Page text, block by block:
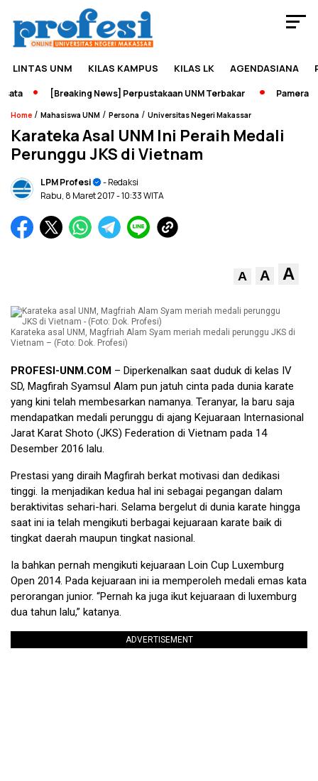
LINTAS UNM KILAS KAMPUS KILAS LK AGENDASIANA
[Breaking News] Perpustakaan UNM Terbakar Pameran
Home / Mahasiswa UNM / Persona / Universitas Negeri Makassar
Karateka Asal UNM Ini Peraih Medali
Perunggu JKS di Vietnam
LPM Profesi
- Redaksi
Rabu, 8 Maret 2017- 10:33 WITA
A A A
Karateka asal UNM, Magfriah Alam Syam meriah medali perunggu JKS di
Vietnam – (Foto: Dok. Profesi)
PROFESI-UNM.COM – Diperkenalkan saat duduk di kelas IV
SD, Magfirah Syamsul Alam pun jatuh cinta pada dunia karate
yang kini telah membesarkan namanya. Teranyar, Ia baru saja
mendapatkan medali perunggu di ajang Kejuaraan Internasional
Jarat Karat Shoto (JKS) Federation di Vietnam pada 14
Desember 2016 lalu.
Prestasi yang diraih Magfirah berkat motivasi dan dedikasi
tinggi. Ia menjadikan kedua hal ini sebagai pegangan dalam
beraktivitas sehari-hari. Selama bergelut di dunia karate hingga
saat ini ia telah mengikuti berbagai kejuaraan karate baik di
tingkat daerah maupun tingkat nasional.
Ia bahkan pernah mengikuti kejuaraan Loin Cup Luxemburg
Open 2014. Pada kejuaraan ini ia memperoleh medali emas kata
perorangan junior. “Pernah ka juga ikut kejuaraan di luxemburg
dua tahun lalu,” katanya.
ADVERTISEMENT